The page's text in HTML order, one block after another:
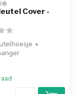
Cover -
+